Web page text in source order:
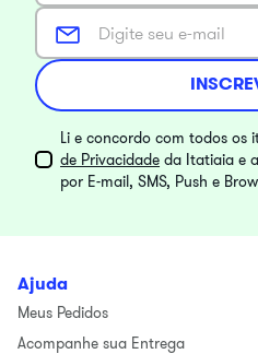
Li e concordo com todos os
de Privacidade da Itatiaia e
por E-mail, SMS, Push e
Ajuda
Meus Pedidos
Acompanhe sua Entrega